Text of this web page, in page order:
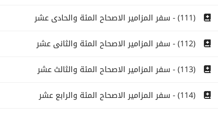
(111) - سفر المزامير الاصحاح المئة والحادى عشر
(112) - سفر المزامير الاصحاح المئة والثانى عشر
(113) - سفر المزامير الاصحاح المئة والثالث عشر
(114) - سفر المزامير الاصحاح المئة والرابع عشر